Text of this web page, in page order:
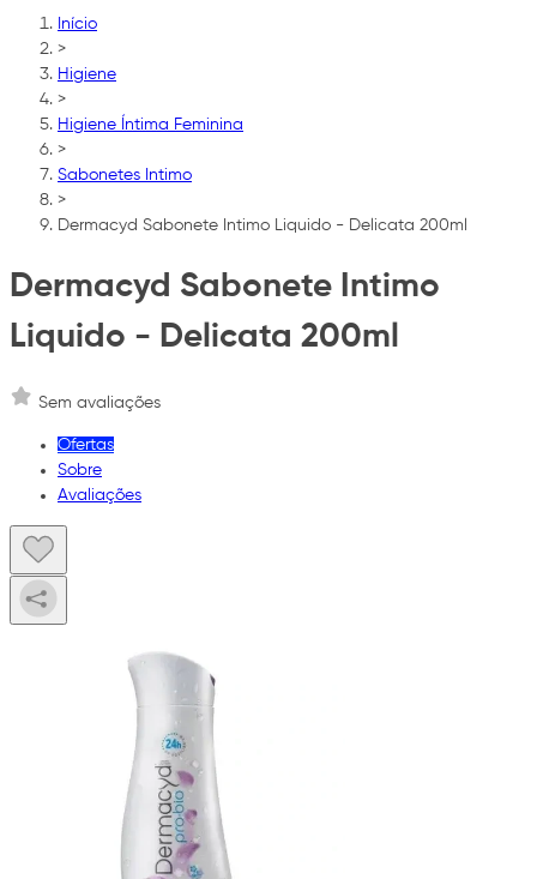
Início
>
Higiene
>
Higiene Íntima Feminina
>
Sabonetes Intimo
>
Dermacyd Sabonete Intimo Liquido - Delicata 200ml
Dermacyd Sabonete Intimo
Liquido - Delicata 200ml
Sem avaliações
Ofertas
Sobre
Avaliações